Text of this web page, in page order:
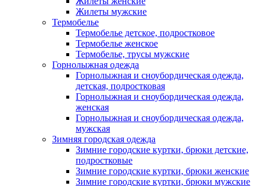
Жилеты мужские
Термобелье
Термобелье детское, подростковое
Термобелье женское
Термобелье, трусы мужские
Горнолыжная одежда
Горнолыжная и сноубордическая одежда,
детская, подростковая
Горнолыжная и сноубордическая одежда,
женская
Горнолыжная и сноубордическая одежда,
мужская
Зимняя городская одежда
Зимние городские куртки, брюки детские,
подростковые
Зимние городские куртки, брюки женские
Зимние городские куртки, брюки мужские